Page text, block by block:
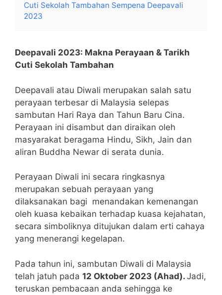
Cuti Sekolah Tambahan Sempena Deepavali
2023
Deepavali 2023: Makna Perayaan & Tarikh
Cuti Sekolah Tambahan
Deepavali atau Diwali merupakan salah satu
perayaan terbesar di Malaysia selepas
sambutan Hari Raya dan Tahun Baru Cina.
Perayaan ini disambut dan diraikan oleh
masyarakat beragama Hindu, Sikh, Jain dan
aliran Buddha Newar di serata dunia.
Perayaan Diwali ini secara ringkasnya
merupakan sebuah perayaan yang
dilaksanakan bagi menandakan kemenangan
oleh kuasa kebaikan terhadap kuasa kejahatan,
secara simboliknya ditujukan dalam erti cahaya
yang menerangi kegelapan.
Pada tahun ini, sambutan Diwali di Malaysia
telah jatuh pada 12 Oktober 2023 (Ahad). Jadi,
teruskan pembacaan anda sehingga ke